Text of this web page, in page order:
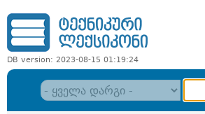
DB version: 2023-08-15 01:19:24